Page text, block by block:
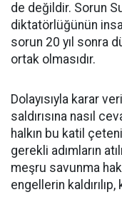
de değildir. Sorun
diktatörlüğünün
sorun 20 yıl sonra
ortak olmasıdır.
Dolayısıyla karar
saldırısına nasıl
halkın bu katil
gerekli adımların
meşru savunma
engellerin kaldırılıp,